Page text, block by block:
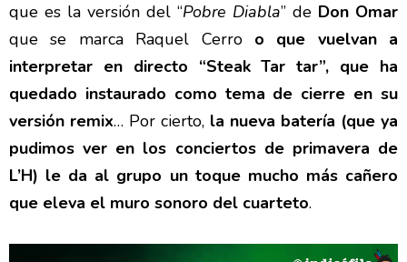
que es la versión del “Pobre Diabla” de Don Omar
que se marca Raquel Cerro o que vuelvan a
interpretar en directo “Steak Tar tar”, que ha
quedado instaurado como tema de cierre en su
versión remix… Por cierto, la nueva batería (que ya
pudimos ver en los conciertos de primavera de
L’H) le da al grupo un toque mucho más cañero
que eleva el muro sonoro del cuarteto.